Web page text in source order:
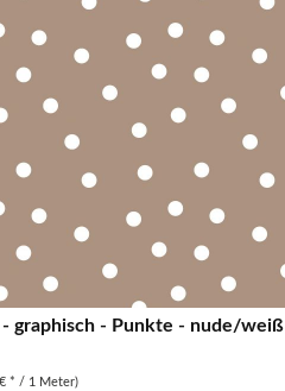
- graphisch - Punkte - nude/weiß
* / 1 Meter)